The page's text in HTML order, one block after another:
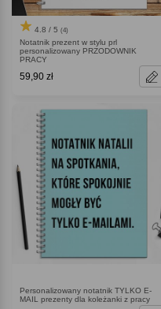
4.8 / 5 (4)
Notatnik prezent w stylu prl
personalizowany PRZODOWNIK
PRACY
59,90 zł
Personalizowany notatnik TYLKO E-
MAIL prezenty dla koleżanki z pracy